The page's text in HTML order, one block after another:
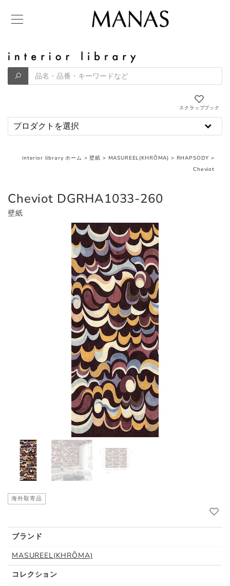
スクラップブック
interior library ホーム >壁紙 > MASUREEL(KHRÔMA) > RHAPSODY >
Cheviot
Cheviot DGRHA1033-260
壁紙
海外取寄品
ブランド
MASUREEL(KHRÔMA)
コレクション